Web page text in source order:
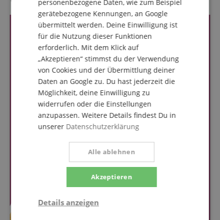
personenbezogene Daten, wie zum Beispiel
gerätebezogene Kennungen, an Google
übermittelt werden. Deine Einwilligung ist
für die Nutzung dieser Funktionen
erforderlich. Mit dem Klick auf
„Akzeptieren“ stimmst du der Verwendung
von Cookies und der Übermittlung deiner
Daten an Google zu. Du hast jederzeit die
Möglichkeit, deine Einwilligung zu
widerrufen oder die Einstellungen
anzupassen. Weitere Details findest Du in
unserer Datenschutzerklärung
Akzeptieren
Alle ablehnen
Details anzeigen